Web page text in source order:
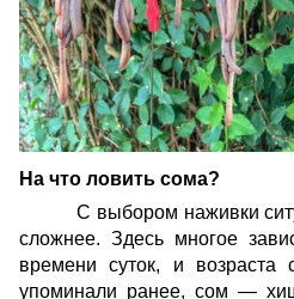
На что ловить сома?
С выбором наживки
сложнее. Здесь многое
времени суток, и
упоминали ранее, сом —